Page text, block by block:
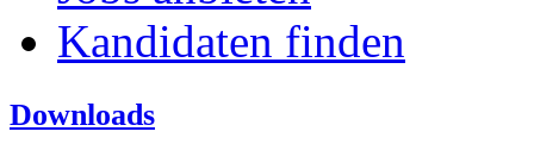
Kandidaten finden
Downloads